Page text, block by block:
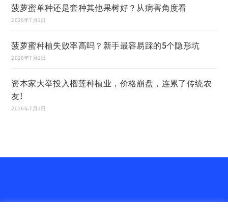
菠萝蜜单种还是套种其他果树好？从病害角度看
2026年7月1日
菠萝蜜种植失败率高吗？新手最容易踩的5个隐形坑
2026年7月1日
资本家大举投入榴莲种植业，价格崩盘，连累了传统农
友!
2026年7月1日